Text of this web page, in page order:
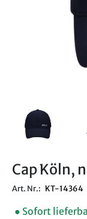
Cap Köln,
Art. Nr.: KT-14364
● Sofort